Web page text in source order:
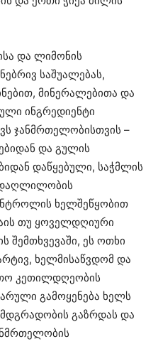
და ლიმონის
საშუალებას,
მინერალებითა და
ინგრედიენტი
ჯანმრთელობისთვის –
და გულის
დაწყებული, საჭმლის
ხელშეწყობით
თუ ყოველდღიური
შემთხვევაში, ეს ოთხი
ხელმისაწვდომ და
კეთილდღეობის
გამოყენება ხელს
მდგრადობის გაზრდას და